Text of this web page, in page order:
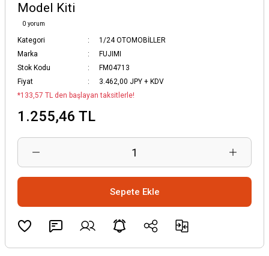
Model Kiti
0 yorum
Kategori
1/24 OTOMOBİLLER
Marka
FUJIMI
Stok Kodu
FM04713
Fiyat
3.462,00 JPY + KDV
*133,57 TL den başlayan taksitlerle!
1.255,46 TL
Sepete Ekle